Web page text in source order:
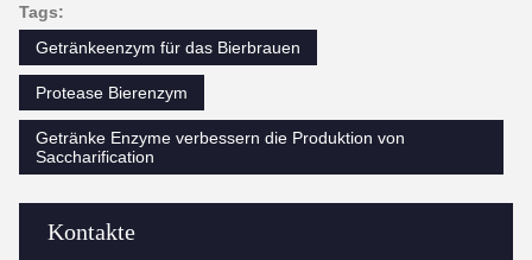
Kontakte
Tags:
Getränkeenzym für das Bierbrauen
Protease Bierenzym
Getränke Enzyme verbessern die Produktion von
Saccharification